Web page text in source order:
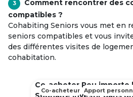
3
Comment rencontrer des
compatibles ?
Cohabiting Seniors vous met en
seniors compatibles et vous
des différentes visites de
cohabitation.
Co-acheter Peu importe |
Co-acheteur Apport